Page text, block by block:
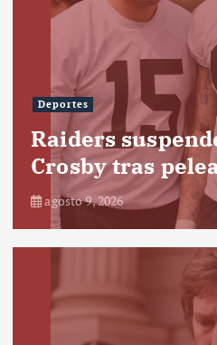
Deportes
Raiders
Crosby tras
agosto 9, 2026